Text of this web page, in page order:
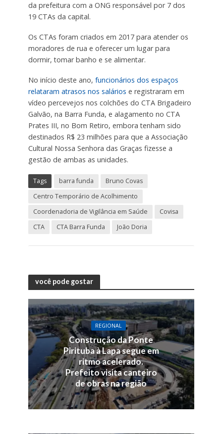
da prefeitura com a ONG responsável por 7 dos
19 CTAs da capital.
Os CTAs foram criados em 2017 para atender os
moradores de rua e oferecer um lugar para
dormir, tomar banho e se alimentar.
No início deste ano, funcionários dos espaços
relataram atrasos nos salários e registraram em
vídeo percevejos nos colchões do CTA Brigadeiro
Galvão, na Barra Funda, e alagamento no CTA
Prates III, no Bom Retiro, embora tenham sido
destinados R$ 23 milhões para que a Associação
Cultural Nossa Senhora das Graças fizesse a
gestão de ambas as unidades.
Tags barra funda
Bruno Covas
Centro Temporário de Acolhimento
Coordenadoria de Vigilância em Saúde
Covisa
CTA
CTA Barra Funda João Doria
você pode gostar
REGIONAL
Construção da Ponte
Pirituba à Lapa segue em
ritmo acelerado.
Prefeito visita canteiro
de obras na região